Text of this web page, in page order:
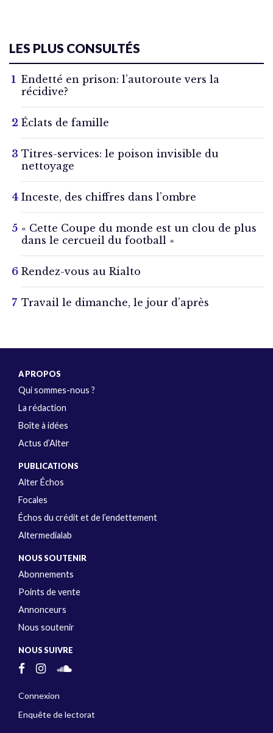
LES PLUS CONSULTÉS
Endetté en prison: l’autoroute vers la
récidive?
Éclats de famille
Titres-services: le poison invisible du
nettoyage
Inceste, des chiffres dans l’ombre
« Cette Coupe du monde est un clou de plus
dans le cercueil du football »
Rendez-vous au Rialto
Travail le dimanche, le jour d’après
A PROPOS
Qui sommes-nous ?
La rédaction
Boîte à idées
Actus d’Alter
PUBLICATIONS
Alter Échos
Focales
Échos du crédit et de l’endettement
Altermedialab
NOUS SOUTENIR
Abonnements
Points de vente
Annonceurs
Nous soutenir
NOUS SUIVRE
Connexion
Enquête de lectorat